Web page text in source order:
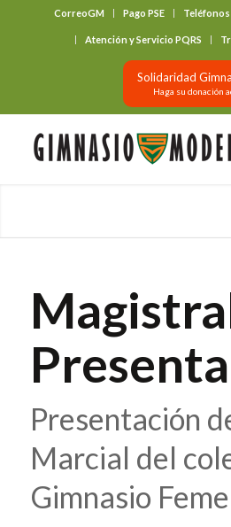
CorreoGM Pago PSE Teléfonos
Atención y Servicio PQRS
Solidaridad
Haga su donación
Presentación
Marcial del
Gimnasio